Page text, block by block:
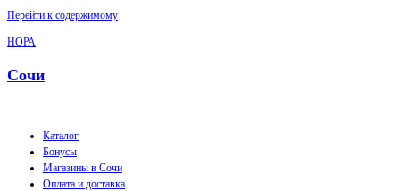
Перейти к содержимому
НОРА
Сочи
Каталог
Бонусы
Магазины в Сочи
Оплата и доставка